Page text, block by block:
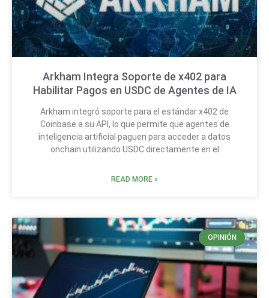
Arkham Integra Soporte de x402 para
Habilitar Pagos en USDC de Agentes de IA
Arkham integró soporte para el estándar x402 de
Coinbase a su API, lo que permite que agentes de
inteligencia artificial paguen para acceder a datos
onchain utilizando USDC directamente en el
READ MORE »
OPINIÓN